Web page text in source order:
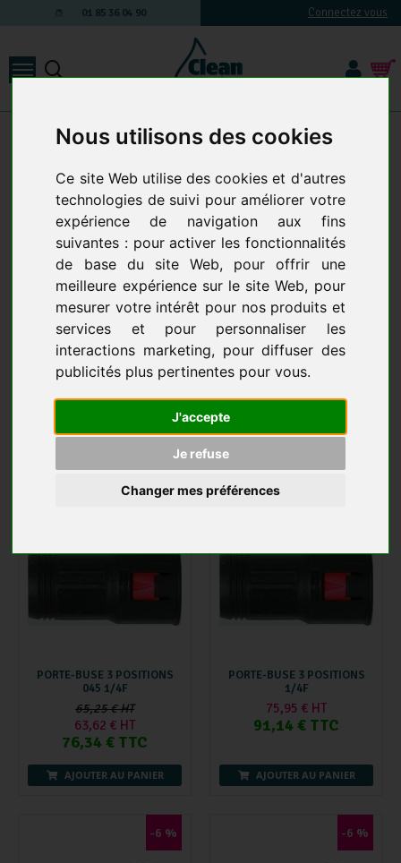
Nous utilisons des cookies
Ce site Web utilise des cookies et d'autres
technologies de suivi pour améliorer votre
expérience de navigation aux fins
suivantes : pour activer les fonctionnalités
de base du site Web, pour offrir une
meilleure expérience sur le site Web, pour
mesurer votre intérêt pour nos produits et
services et pour personnaliser les
interactions marketing, pour diffuser des
publicités plus pertinentes pour vous.
J'accepte
Je refuse
Changer mes préférences
01 85 36 04 90 Connectez vous
Accessoires et Composants -Nettoyeur haute pression : Accessoires &
BUSE TRIPLE 11 produits
BUSE TRIPLE KARCHER
89,93 € HT
AJOUTER AU PANIER
PORTE-BUSE 3 POSITIONS
M18F
91,14 € TTC
AJOUTER AU PANIER
PORTE-BUSE 3 POSITIONS
045 1/4F
65,25 € HT
63,62 € HT
76,34 € TTC
AJOUTER AU PANIER
PORTE-BUSE 3 POSITIONS
1/4F
75,95 € HT
91,14 € TTC
AJOUTER AU PANIER
-6 % -6 %